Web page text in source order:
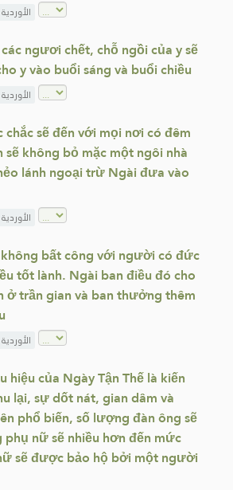
الأوردية
ngươi chết, chỗ ngồi của y sẽ
y vào buổi sáng và buổi chiều
الأوردية
chắc sẽ đến với mọi nơi có đêm
sẽ không bỏ mặc một ngôi nhà
lánh ngoại trừ Ngài đưa vào
الأوردية
bất công với người có đức
tốt lành. Ngài ban điều đó cho
trần gian và ban thưởng thêm
الأوردية
hiệu của Ngày Tận Thế là kiến
lại, sự dốt nát, gian dâm và
phổ biến, số lượng đàn ông sẽ
nữ sẽ nhiều hơn đến mức
sẽ được bảo hộ bởi một người